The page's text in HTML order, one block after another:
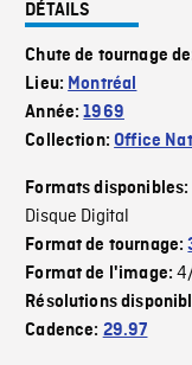
DÉTAILS
Chute de tournage
Lieu: Montréal
Année:1969
Collection:Office
Formats disponibles:
Disque Digital
Format de tournage:
Format de l'image:
Résolutions
Cadence: 29.97